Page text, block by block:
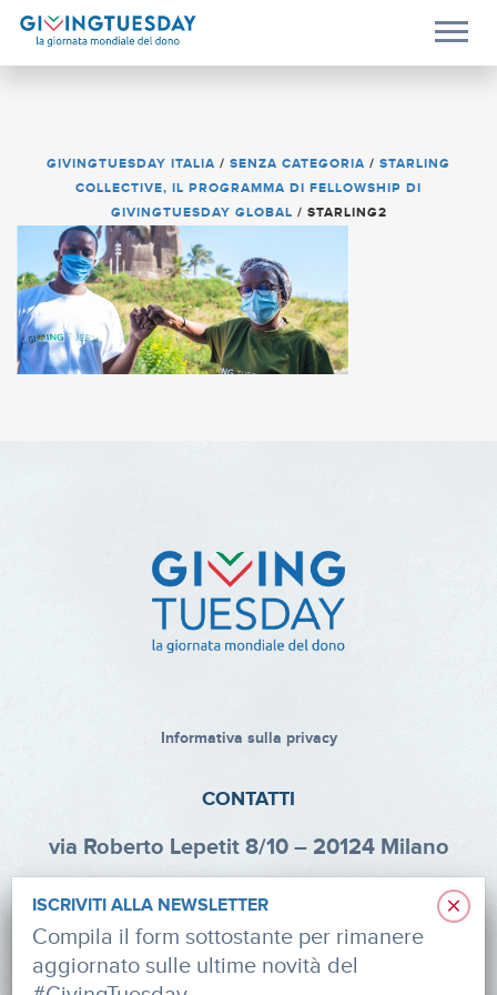
GIVINGTUESDAY ITALIA / SENZA CATEGORIA / STARLING
COLLECTIVE, IL PROGRAMMA DI FELLOWSHIP DI
GIVINGTUESDAY GLOBAL / STARLING2
Informativa sulla privacy
CONTATTI
via Roberto Lepetit 8/10 – 20124 Milano
Tel: +39 02 47924880
CF: 91374340379
×
ISCRIVITI ALLA NEWSLETTER
Compila il form sottostante per rimanere
aggiornato sulle ultime novità del